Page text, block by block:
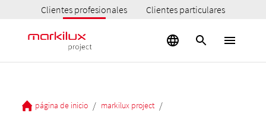
Clientes profesionales Clientes particulares
página de inicio / markilux project /